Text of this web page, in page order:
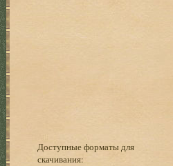
Доступные форматы для
скачивания: